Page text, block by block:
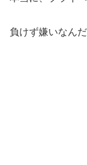
負けず嫌いなん